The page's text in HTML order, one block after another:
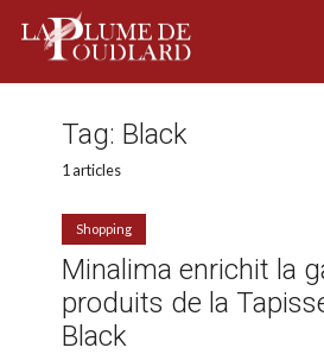
Tag: Black
1 articles
Shopping
Minalima enrichit la
produits de la
Black